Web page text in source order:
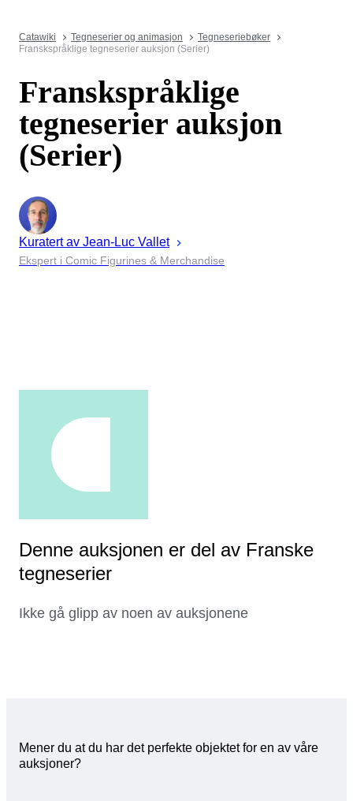
Catawiki Tegneserier og animasjon
Tegneseriebøker
Franskspråklige tegneserier auksjon (Serier)
Franskspråklige
tegneserier auksjon
(Serier)
Kuratert av Jean-Luc Vallet
Ekspert i Comic Figurines & Merchandise
Denne auksjonen er del av Franske
tegneserier
Ikke gå glipp av noen av auksjonene
Mener du at du har det perfekte objektet for en av våre
auksjoner?